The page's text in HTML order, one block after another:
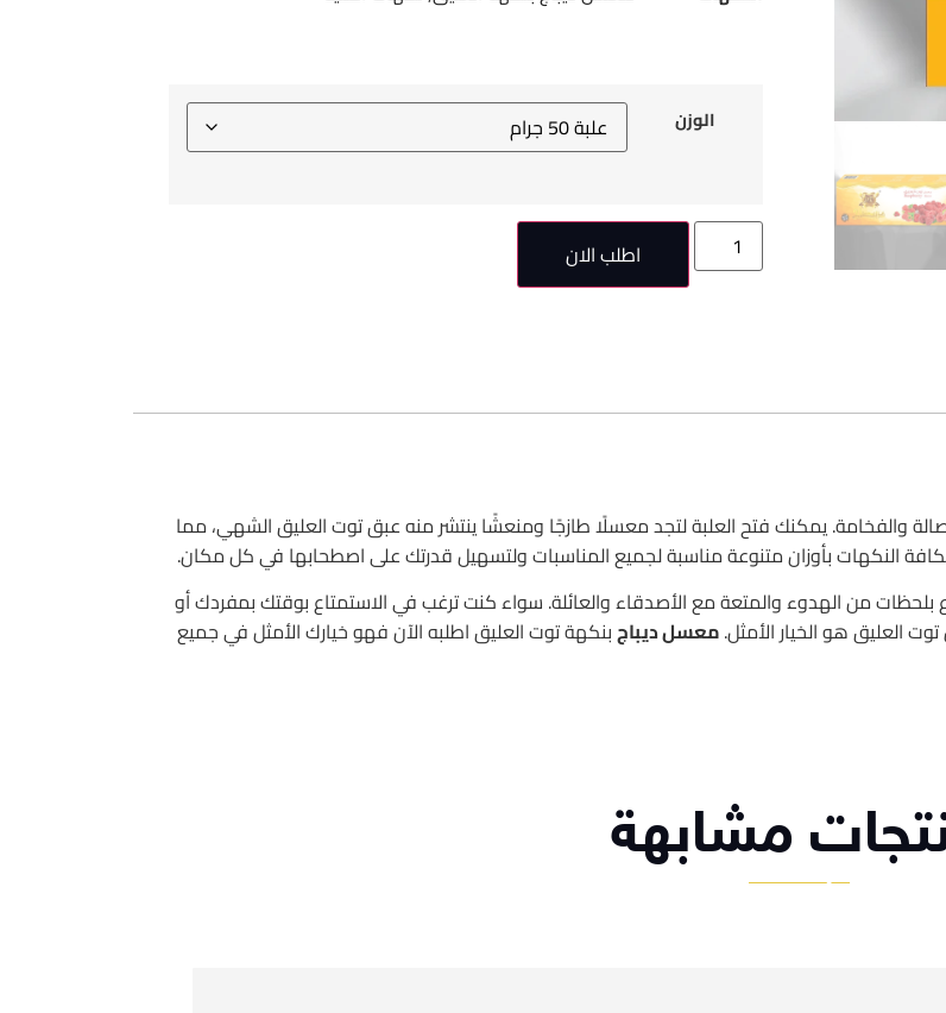
الوزن
اطلب الان
والفخامة. يمكنك فتح العلبة لتجد معسلًا طازجًا ومنعشًا ينتشر منه عبق توت العليق الشهي، مما
النكهات بأوزان متنوعة مناسبة لجميع المناسبات ولتسهيل قدرتك على اصطحابها في كل مكان.
بلحظات من الهدوء والمتعة مع الأصدقاء والعائلة. سواء كنت ترغب في الاستمتاع بوقتك بمفردك أو
العليق هو الخيار الأمثل.معسل ديباجبنكهة توت العليق اطلبه الآن فهو خيارك الأمثل في جميع
مشابهة